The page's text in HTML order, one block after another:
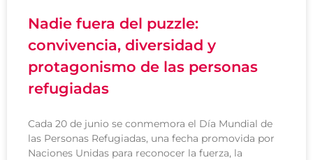
Nadie fuera del puzzle:
convivencia, diversidad y
protagonismo de las personas
refugiadas
Cada 20 de junio se conmemora el Día Mundial de
las Personas Refugiadas, una fecha promovida por
Naciones Unidas para reconocer la fuerza, la